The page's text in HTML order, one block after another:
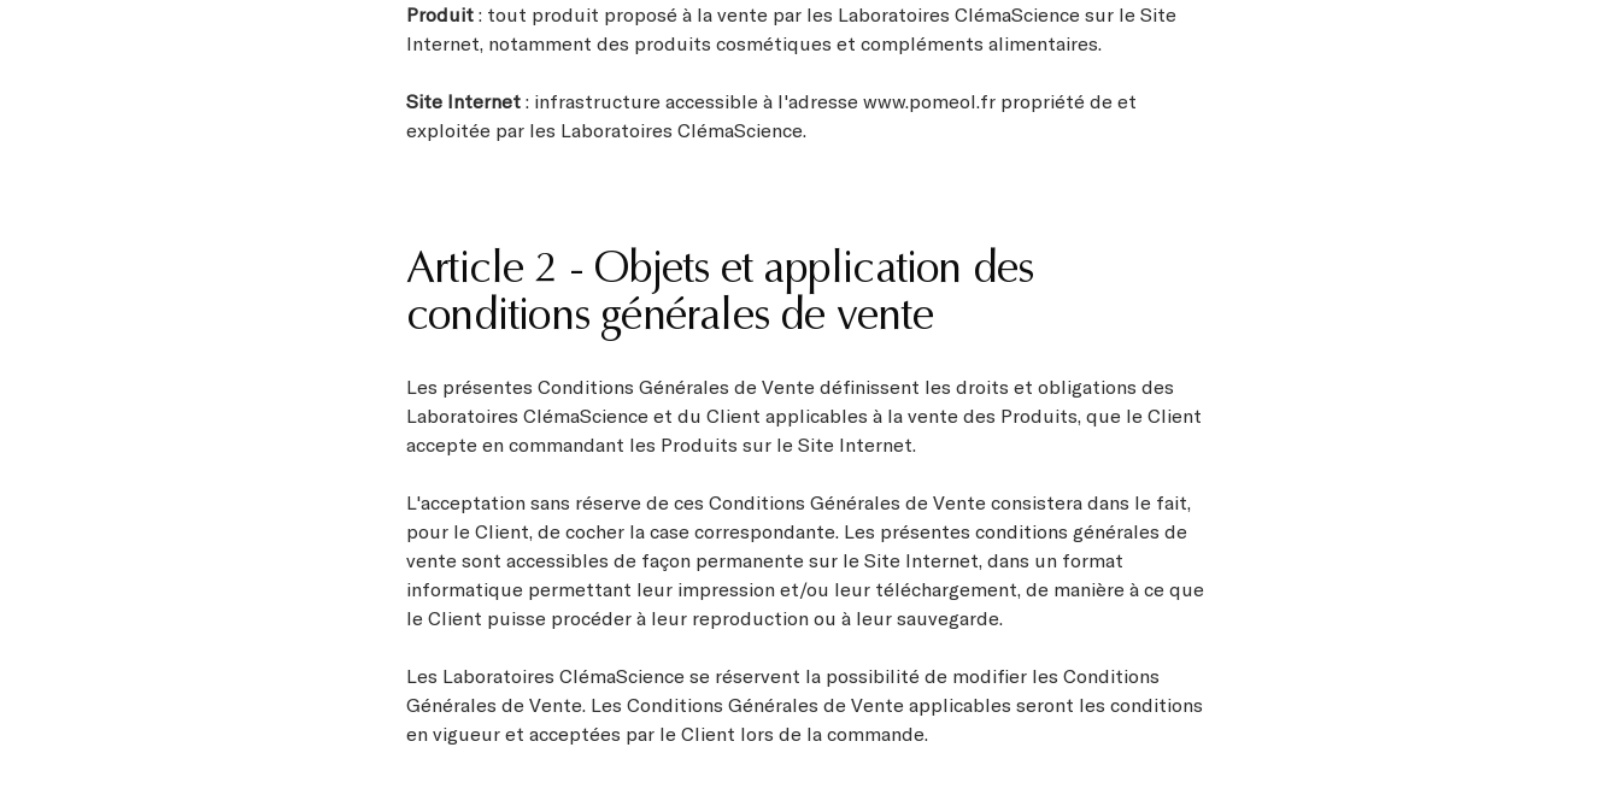
Produit : tout produit proposé à la vente par les Laboratoires ClémaScience sur le Site
Internet, notamment des produits cosmétiques et compléments alimentaires.
Site Internet : infrastructure accessible à l'adresse www.pomeol.fr propriété de et
exploitée par les Laboratoires ClémaScience.
Article 2 - Objets et application des
conditions générales de vente
Les présentes Conditions Générales de Vente définissent les droits et obligations des
Laboratoires ClémaScience et du Client applicables à la vente des Produits, que le Client
accepte en commandant les Produits sur le Site Internet.
L'acceptation sans réserve de ces Conditions Générales de Vente consistera dans le fait,
pour le Client, de cocher la case correspondante. Les présentes conditions générales de
vente sont accessibles de façon permanente sur le Site Internet, dans un format
informatique permettant leur impression et/ou leur téléchargement, de manière à ce que
le Client puisse procéder à leur reproduction ou à leur sauvegarde.
Les Laboratoires ClémaScience se réservent la possibilité de modifier les Conditions
Générales de Vente. Les Conditions Générales de Vente applicables seront les conditions
en vigueur et acceptées par le Client lors de la commande.